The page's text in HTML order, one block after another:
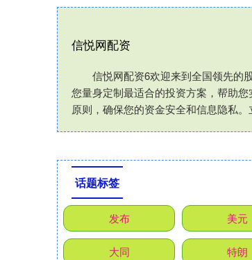
信悦网配资
信悦网配资6欢迎来到全国领先的
您量身定制最适合的投资方案，帮助
原则，确保您的资金安全和信息隐私
话题标签
发布 美元
大同 特朗